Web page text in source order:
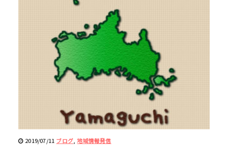
2019/07/11 ブログ ,地域情報発信